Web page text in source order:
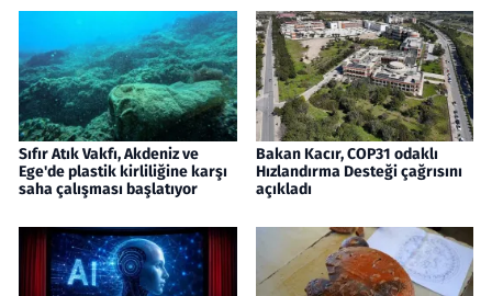
Sıfır Atık Vakfı, Akdeniz ve
Ege'de plastik kirliliğine karşı
saha çalışması başlatıyor
Bakan Kacır, COP31 odaklı
Hızlandırma Desteği çağrısını
açıkladı